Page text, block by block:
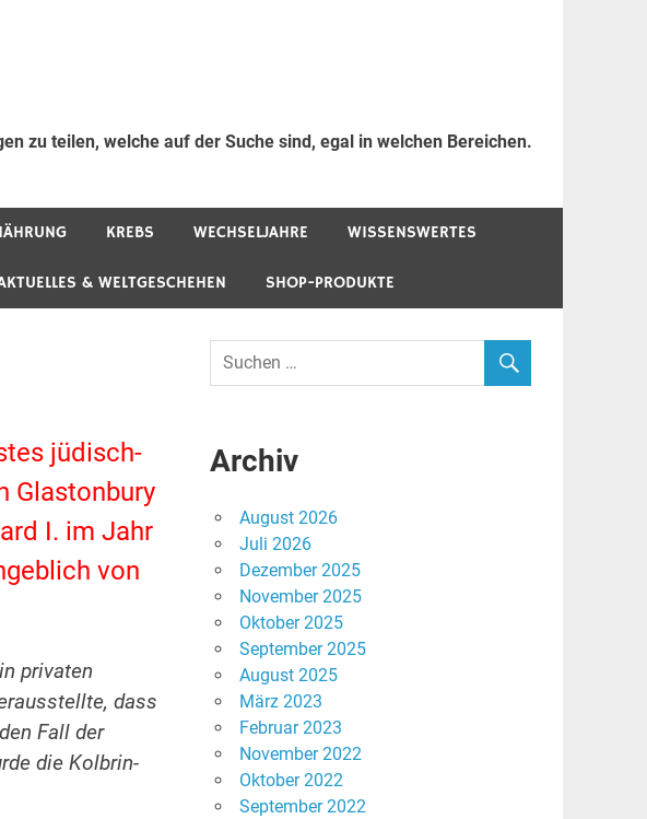
zu teilen, welche auf der Suche sind, egal in welchen Bereichen.
KREBS WECHSELJAHRE WISSENSWERTES
& WELTGESCHEHEN SHOP-PRODUKTE
jüdisch-
Glastonbury
I. im Jahr
von
privaten
dass
Fall der
die Kolbrin-
Archiv
August 2026
Juli 2026
Dezember 2025
November 2025
Oktober 2025
September 2025
August 2025
März 2023
Februar 2023
November 2022
Oktober 2022
September 2022